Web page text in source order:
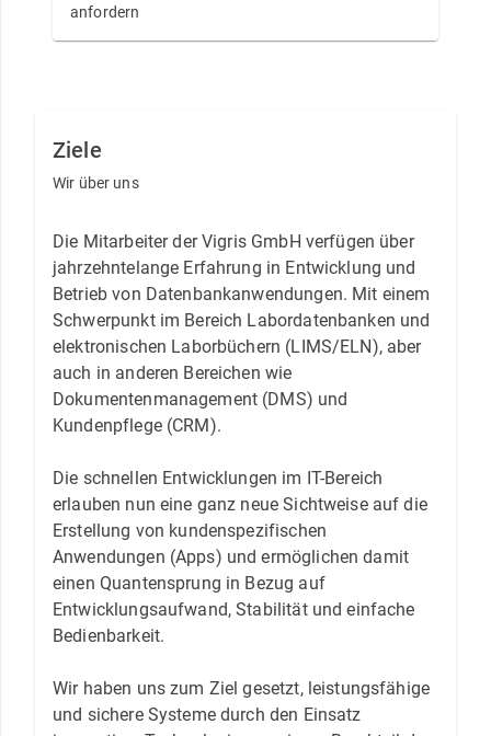
anfordern
Ziele
Wir über uns
Die Mitarbeiter der Vigris GmbH verfügen über
jahrzehntelange Erfahrung in Entwicklung und
Betrieb von Datenbankanwendungen. Mit einem
Schwerpunkt im Bereich Labordatenbanken und
elektronischen Laborbüchern (LIMS/ELN), aber
auch in anderen Bereichen wie
Dokumentenmanagement (DMS) und
Kundenpflege (CRM).
Die schnellen Entwicklungen im IT-Bereich
erlauben nun eine ganz neue Sichtweise auf die
Erstellung von kundenspezifischen
Anwendungen (Apps) und ermöglichen damit
einen Quantensprung in Bezug auf
Entwicklungsaufwand, Stabilität und einfache
Bedienbarkeit.
Wir haben uns zum Ziel gesetzt, leistungsfähige
und sichere Systeme durch den Einsatz